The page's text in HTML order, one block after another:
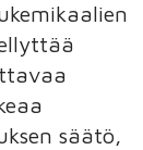
säätö,